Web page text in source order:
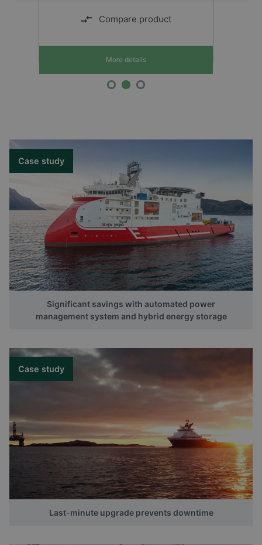
Compare product
More details
Case study
Significant savings with automated power
management system and hybrid energy storage
Case study
Last-minute upgrade prevents downtime